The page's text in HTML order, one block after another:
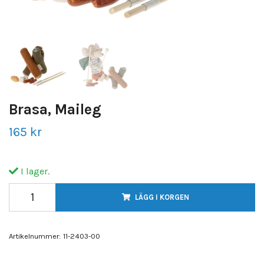
Brasa, Maileg
165 kr
I lager.
LÄGG I KORGEN
Artikelnummer: 11-2403-00